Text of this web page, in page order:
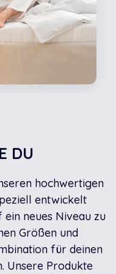
DU
hochwertigen
entwickelt
neues Niveau zu
Größen und
für deinen
Unsere Produkte